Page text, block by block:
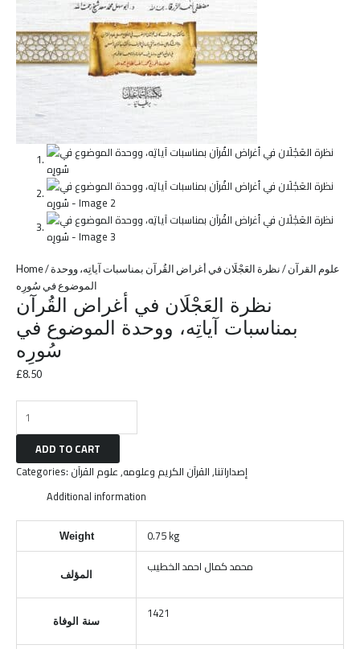
Home/ علوم القرآن/ نظرة العَجْلَان في أغراض القُرآن بمناسبات آياتِه، ووحدة
الموضوع في سُورِه
نظرة العَجْلَان في أغراض القُرآن
بمناسبات آياتِه، ووحدة الموضوع في
سُورِه
£8.50
ADD TO CART
Categories:
إصداراتنا,القرآن الكريم وعلومه,علوم القرآن
Additional information
Weight 0.75 kg
المؤلف محمد كمال احمد الخطيب
سنة الوفاة 1421